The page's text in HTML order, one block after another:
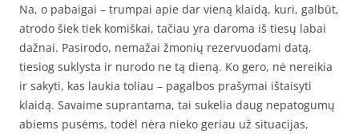
Na, o pabaigai – trumpai apie dar vieną klaidą, kuri, galbūt,
atrodo šiek tiek komiškai, tačiau yra daroma iš tiesų labai
dažnai. Pasirodo, nemažai žmonių rezervuodami datą,
tiesiog suklysta ir nurodo ne tą dieną. Ko gero, nė nereikia
ir sakyti, kas laukia toliau – pagalbos prašymai ištaisyti
klaidą. Savaime suprantama, tai sukelia daug nepatogumų
abiems pusėms, todėl nėra nieko geriau už situacijas,